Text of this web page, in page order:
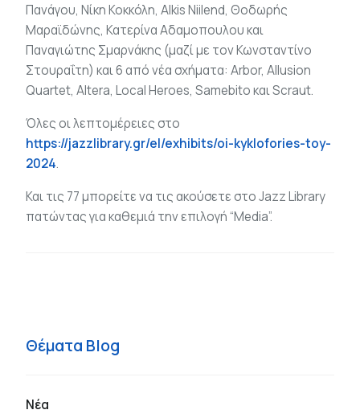
Πανάγου, Νίκη Κοκκόλη, Alkis Niilend, Θοδωρής
Μαραϊδώνης, Κατερίνα Αδαμοπουλου και
Παναγιώτης Σμαρνάκης (μαζί με τον Κωνσταντίνο
Στουραΐτη) και 6 από νέα σχήματα: Arbor, Allusion
Quartet, Altera, Local Heroes, Samebito και Scraut.
Όλες οι λεπτομέρειες στο
https://jazzlibrary.gr/el/exhibits/oi-kyklofories-toy-
2024.
Και τις 77 μπορείτε να τις ακούσετε στο Jazz Library
πατώντας για καθεμιά την επιλογή “Media”.
Θέματα Blog
Νέα